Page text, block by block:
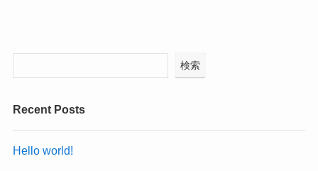
検索
Recent Posts
Hello world!